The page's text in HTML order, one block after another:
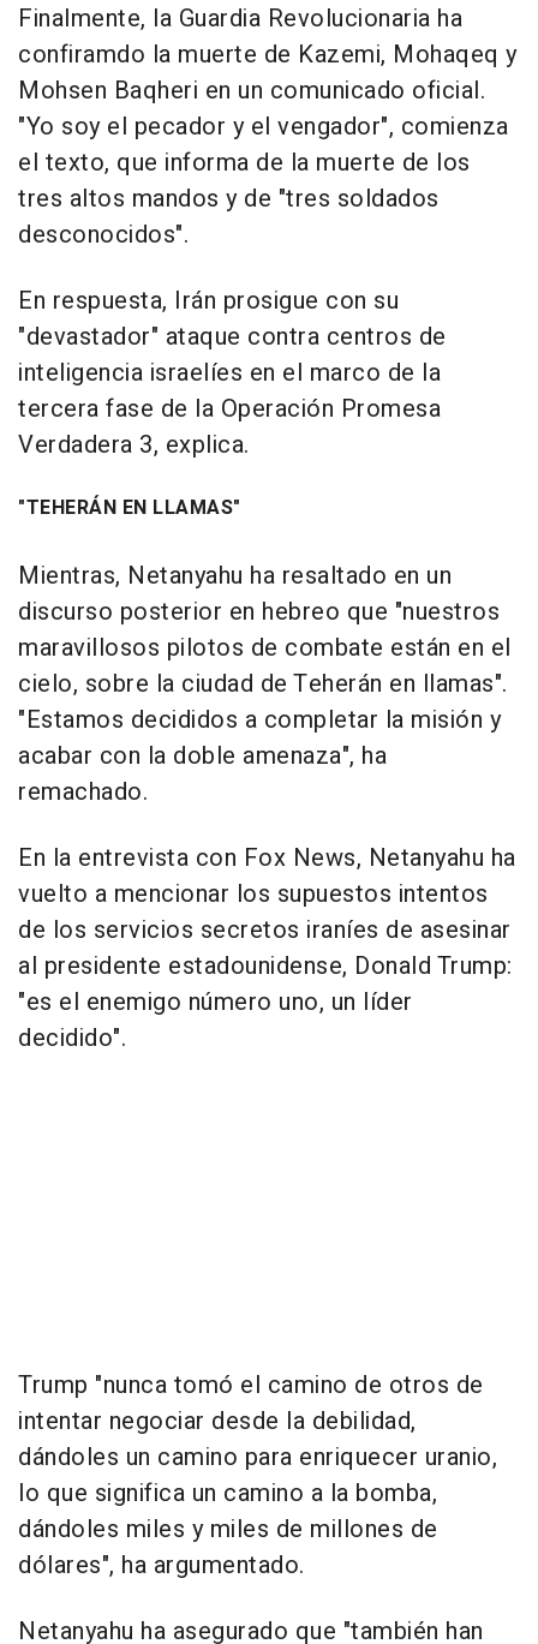
Finalmente, la Guardia Revolucionaria ha
confiramdo la muerte de Kazemi, Mohaqeq y
Mohsen Baqheri en un comunicado oficial.
"Yo soy el pecador y el vengador", comienza
el texto, que informa de la muerte de los
tres altos mandos y de "tres soldados
desconocidos".
En respuesta, Irán prosigue con su
"devastador" ataque contra centros de
inteligencia israelíes en el marco de la
tercera fase de la Operación Promesa
Verdadera 3, explica.
"TEHERÁN EN LLAMAS"
Mientras, Netanyahu ha resaltado en un
discurso posterior en hebreo que "nuestros
maravillosos pilotos de combate están en el
cielo, sobre la ciudad de Teherán en llamas".
"Estamos decididos a completar la misión y
acabar con la doble amenaza", ha
remachado.
En la entrevista con Fox News, Netanyahu ha
vuelto a mencionar los supuestos intentos
de los servicios secretos iraníes de asesinar
al presidente estadounidense, Donald Trump:
"es el enemigo número uno, un líder
decidido".
Trump "nunca tomó el camino de otros de
intentar negociar desde la debilidad,
dándoles un camino para enriquecer uranio,
lo que significa un camino a la bomba,
dándoles miles y miles de millones de
dólares", ha argumentado.
Netanyahu ha asegurado que "también han